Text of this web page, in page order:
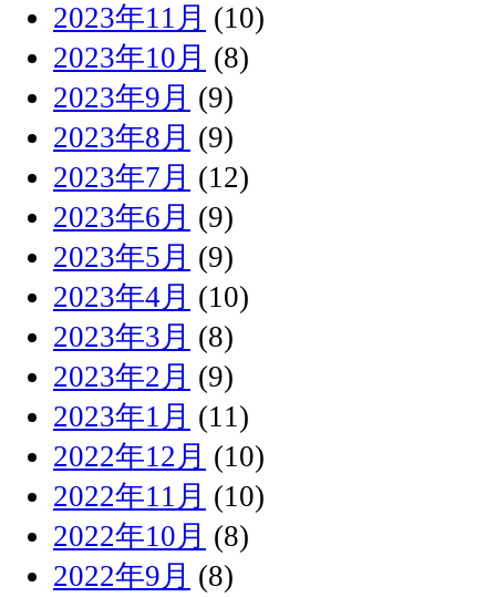
2023年11月 (10)
2023年10月 (8)
2023年9月 (9)
2023年8月 (9)
2023年7月 (12)
2023年6月 (9)
2023年5月 (9)
2023年4月 (10)
2023年3月 (8)
2023年2月 (9)
2023年1月 (11)
2022年12月 (10)
2022年11月 (10)
2022年10月 (8)
2022年9月 (8)